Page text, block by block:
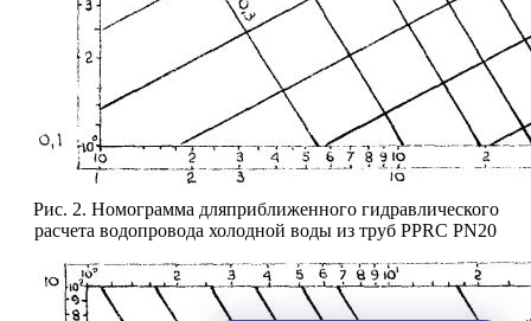
Рис. 2. Номограмма дляприближенного гидравлического
расчета водопровода холодной воды из труб PPRC PN20